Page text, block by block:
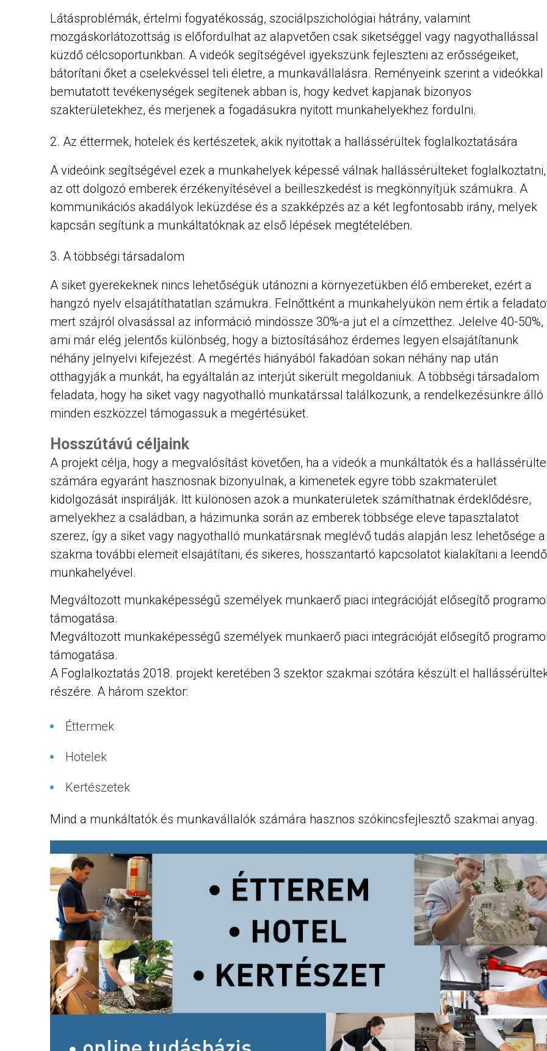
Látásproblémák, értelmi fogyatékosság, szociálpszichológiai hátrány, valamint
mozgáskorlátozottság is előfordulhat az alapvetően csak siketséggel vagy nagyothallással
küzdő célcsoportunkban. A videók segítségével igyekszünk fejleszteni az erősségeiket,
bátorítani őket a cselekvéssel teli életre, a munkavállalásra. Reményeink szerint a videókkal
bemutatott tevékenységek segítenek abban is, hogy kedvet kapjanak bizonyos
szakterületekhez, és merjenek a fogadásukra nyitott munkahelyekhez fordulni.
Az éttermek, hotelek és kertészetek, akik nyitottak a hallássérültek foglalkoztatására
A videóink segítségével ezek a munkahelyek képessé válnak hallássérülteket foglalkoztatni,
az ott dolgozó emberek érzékenyítésével a beilleszkedést is megkönnyítjük számukra. A
kommunikációs akadályok leküzdése és a szakképzés az a két legfontosabb irány, melyek
kapcsán segítünk a munkáltatóknak az első lépések megtételében.
A többségi társadalom
A siket gyerekeknek nincs lehetőségük utánozni a környezetükben élő embereket, ezért a
hangzó nyelv elsajátíthatatlan számukra. Felnőttként a munkahelyükön nem értik a
mert szájról olvasással az információ mindössze 30%-a jut el a címzetthez. Jelelve 40-50%,
ami már elég jelentős különbség, hogy a biztosításához érdemes legyen elsajátítanunk
néhány jelnyelvi kifejezést. A megértés hiányából fakadóan sokan néhány nap után
otthagyják a munkát, ha egyáltalán az interjút sikerült megoldaniuk. A többségi társadalom
feladata, hogy ha siket vagy nagyothalló munkatárssal találkozunk, a rendelkezésünkre álló
minden eszközzel támogassuk a megértésüket.
Hosszútávú céljaink
A projekt célja, hogy a megvalósítást követően, ha a videók a munkáltatók és a
számára egyaránt hasznosnak bizonyulnak, a kimenetek egyre több szakmaterület
kidolgozását inspirálják. Itt különösen azok a munkaterületek számíthatnak érdeklődésre,
amelyekhez a családban, a házimunka során az emberek többsége eleve tapasztalatot
szerez, így a siket vagy nagyothalló munkatársnak meglévő tudás alapján lesz lehetősége a
szakma további elemeit elsajátítani, és sikeres, hosszantartó kapcsolatot kialakítani a leendő
munkahelyével.
Megváltozott munkaképességű személyek munkaerő piaci integrációját elősegítő
támogatása.
Megváltozott munkaképességű személyek munkaerő piaci integrációját elősegítő
támogatása.
A Foglalkoztatás 2018. projekt keretében 3 szektor szakmai szótára készült el
részére. A három szektor:​
Éttermek​
Hotelek​
Kertészetek​
Mind a munkáltatók és munkavállalók számára hasznos szókincsfejlesztő szakmai anyag.